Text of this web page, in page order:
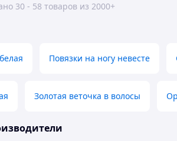
30 - 58 товаров из 2000+
Повязки на ногу невесте
Золотая веточка в волосы